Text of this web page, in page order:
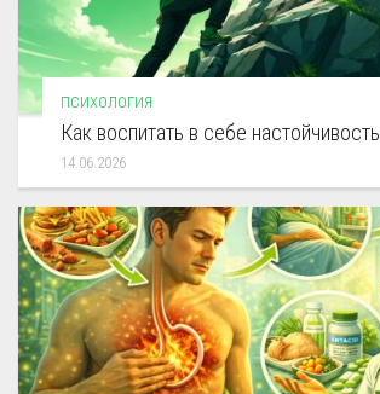
ПСИХОЛОГИЯ
Как воспитать в себе настойчивость
14.06.2026